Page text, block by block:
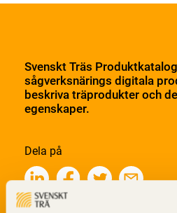
Svenskt Träs
sågverksnärings digitala
beskriva träprodukter och
egenskaper.
Dela på